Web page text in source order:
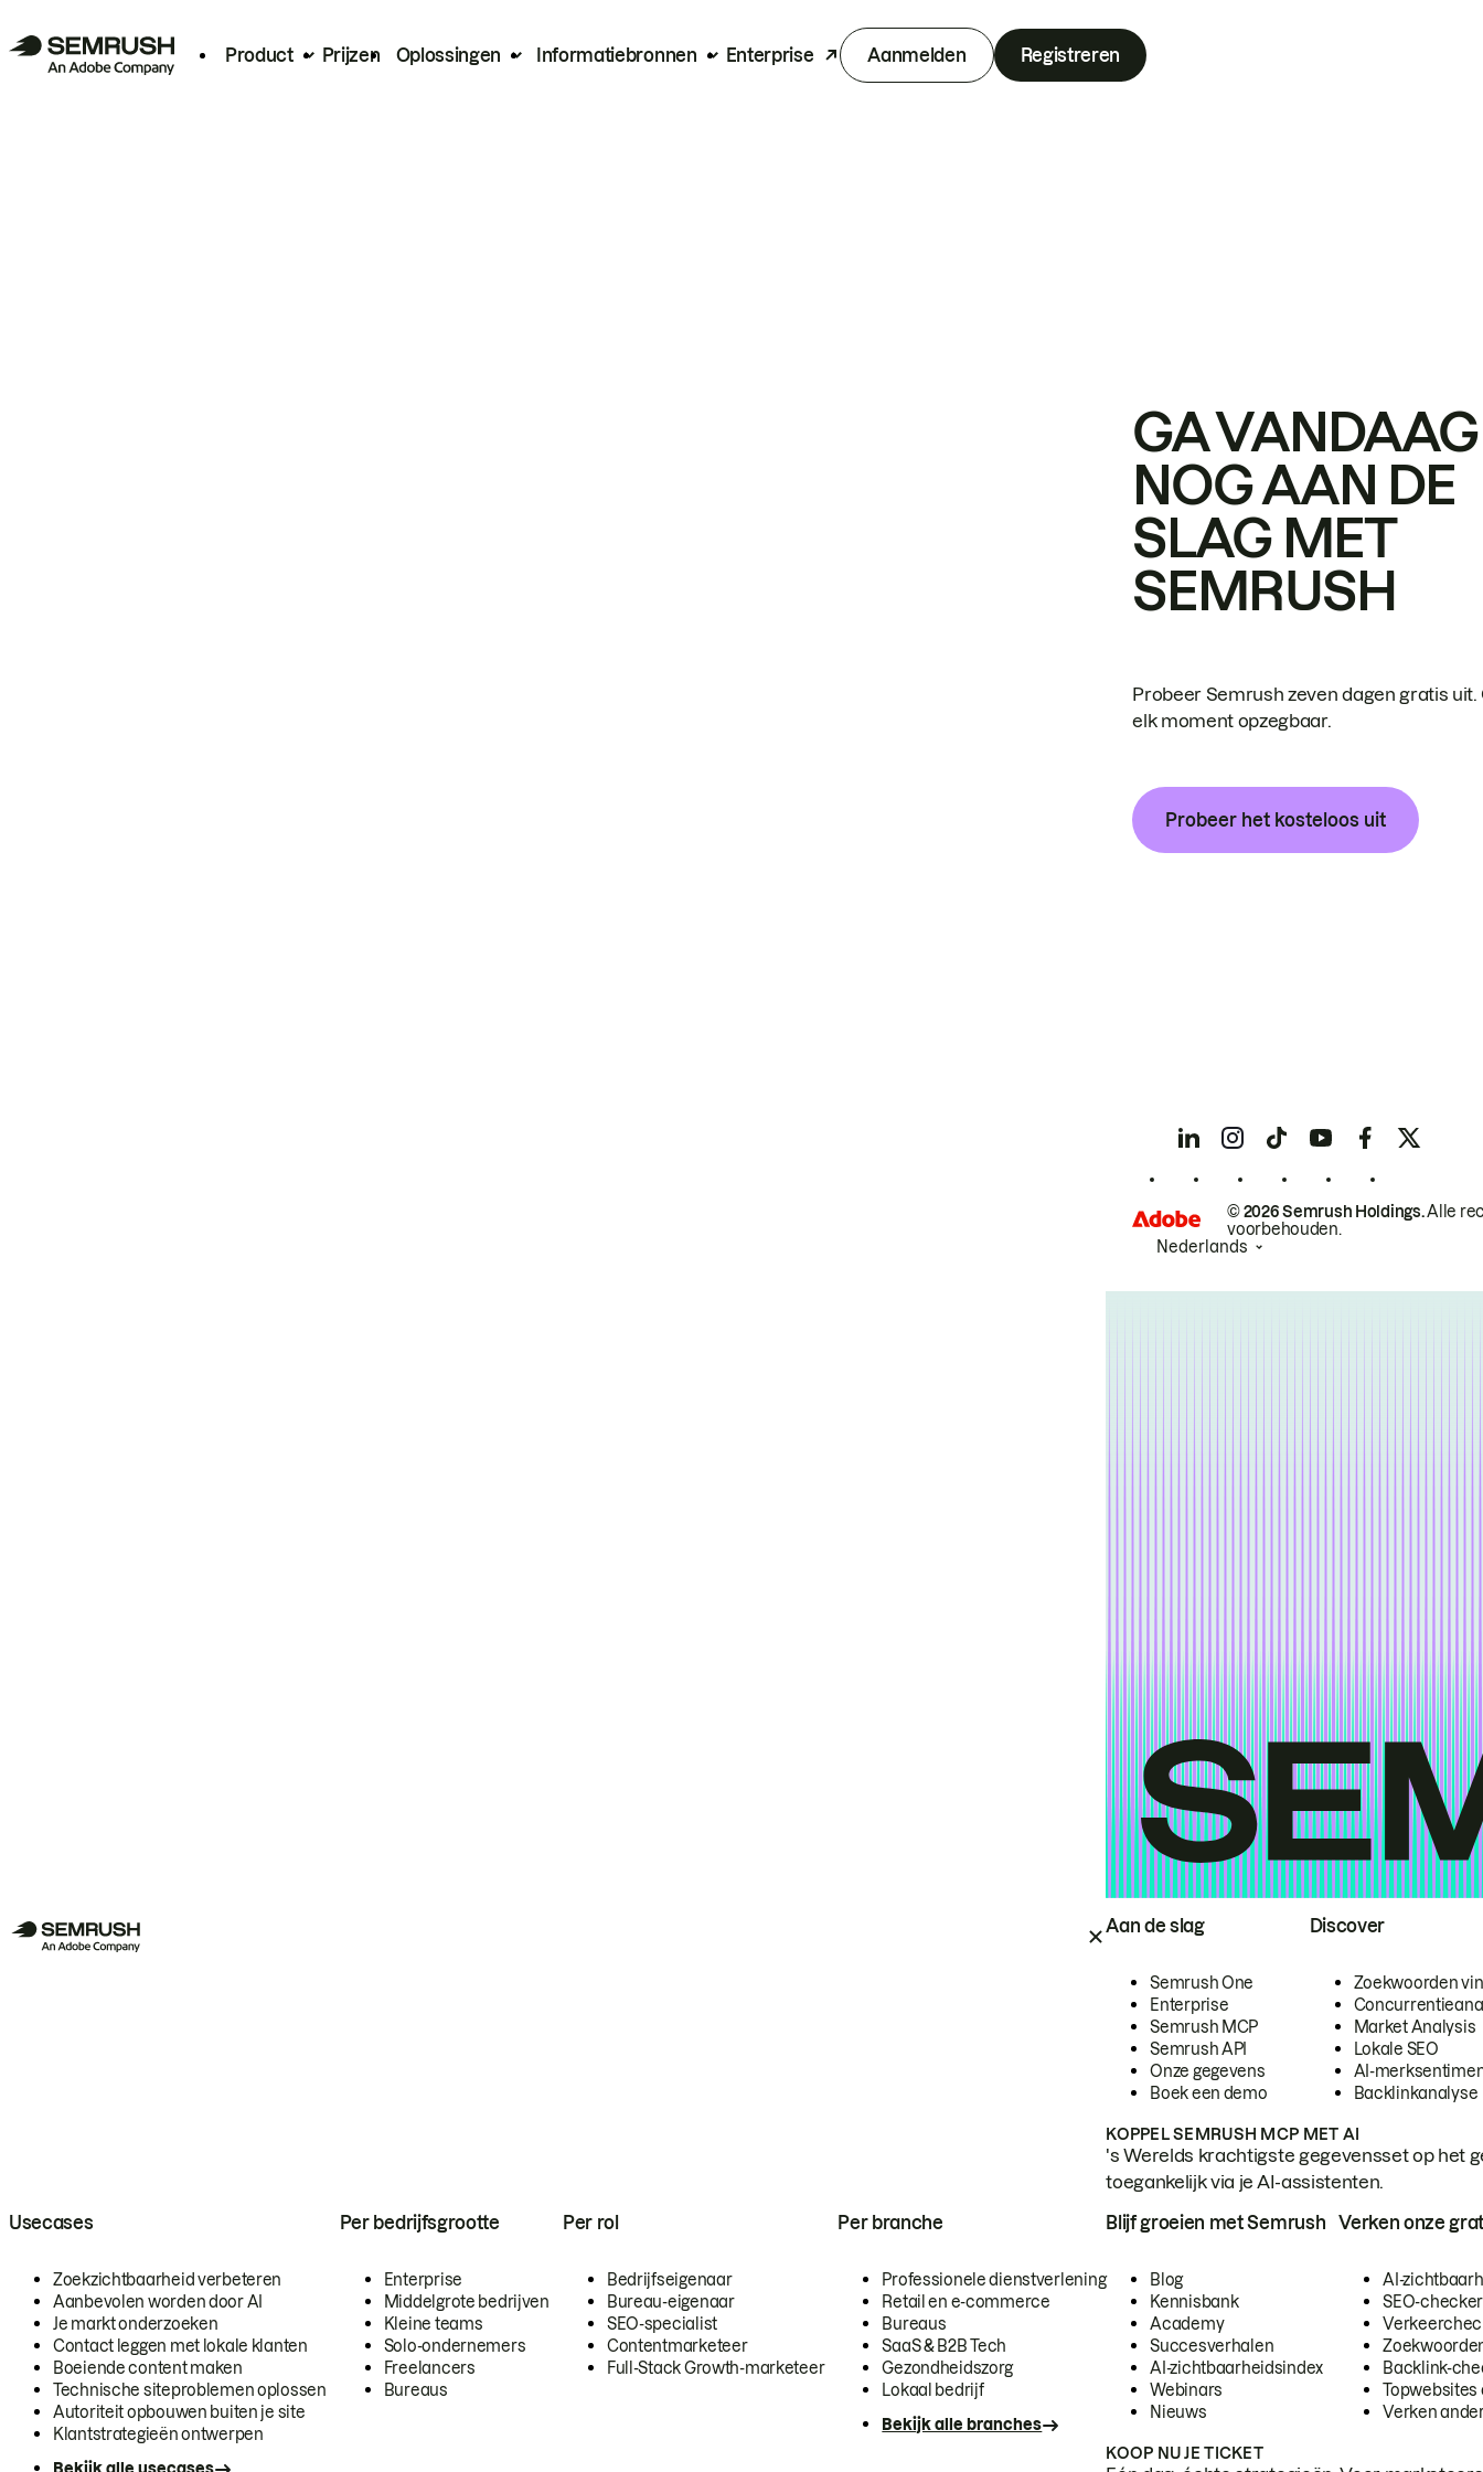
Product Prijzen Oplossingen Informatiebronnen Enterprise Aanmelden Registreren
Aan de slag
Semrush One
Enterprise
Semrush MCP
Semrush API
Onze gegevens
Boek een demo
Discover
Zoekwoorden
Market Analysis
Lokale SEO
AI-
Backlinkanalyse
KOPPEL SEMRUSH MCP MET AI
's Werelds krachtigste gegevensset op het
toegankelijk via je AI-assistenten.
Usecases
Zoekzichtbaarheid verbeteren
Aanbevolen worden door AI
Je markt onderzoeken
Contact leggen met lokale klanten
Boeiende content maken
Technische siteproblemen oplossen
Autoriteit opbouwen buiten je site
Klantstrategieën ontwerpen
Per bedrijfsgrootte
Enterprise
Middelgrote bedrijven
Kleine teams
Solo-ondernemers
Freelancers
Bureaus
Per rol
Bedrijfseigenaar
Bureau-eigenaar
SEO-specialist
Contentmarketeer
Full-Stack Growth-marketeer
Per branche
Professionele dienstverlening
Retail en e-commerce
Bureaus
SaaS & B2B Tech
Gezondheidszorg
Lokaal bedrijf
Bekijk alle branches
Blijf groeien met Semrush
Blog
Kennisbank
Academy
Succesverhalen
AI-zichtbaarheidsindex
Webinars
Nieuws
Verken onze
AI-
SEO-checker
Backlink-
Topwebsites
Verken
KOOP NU JE TICKET
GA VANDAAG
NOG AAN DE
SLAG MET
SEMRUSH
Probeer Semrush zeven dagen gratis uit.
elk moment opzegbaar.
Probeer het kosteloos uit
© 2026 Semrush Holdings.Alle
voorbehouden.
Nederlands